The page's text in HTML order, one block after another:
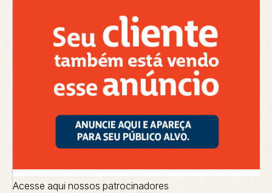
Acesse aqui nossos patrocinadores